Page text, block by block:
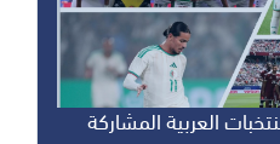
العربية المشاركة